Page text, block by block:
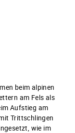
beim alpinen
am Fels als
Aufstieg am
Trittschlingen
wie im